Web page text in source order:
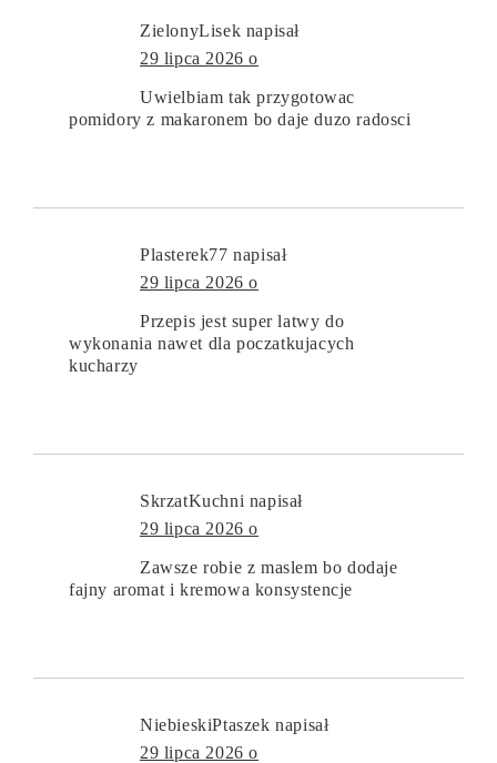
ZielonyLisek napisał
29 lipca 2026 o
Uwielbiam tak przygotowac
pomidory z makaronem bo daje duzo radosci
Plasterek77 napisał
29 lipca 2026 o
Przepis jest super latwy do
wykonania nawet dla poczatkujacych
kucharzy
SkrzatKuchni napisał
29 lipca 2026 o
Zawsze robie z maslem bo dodaje
fajny aromat i kremowa konsystencje
NiebieskiPtaszek napisał
29 lipca 2026 o